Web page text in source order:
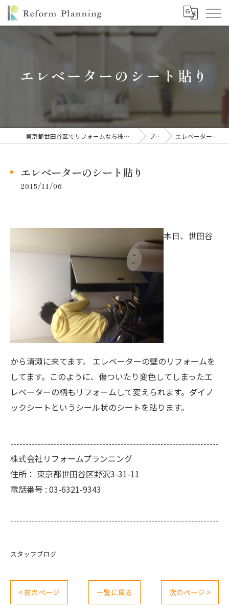
エレベーターのシート貼り
東京都世田谷区でリフォームなら株式会社リフォームプランニング ブログ エレベーターのシート貼り
エレベーターのシート貼り
2015/11/06
本日、世田谷
から清瀬に来てます。 エレベーターの壁のリフォームを
してます。このように、傷ついたり変色してしまったエ
レベーターの柄もリフォームして変えられます。ダイノ
ックシートというシール状のシートを貼ります。
--------------------------------------------------------------------
株式会社リフォームプランニング
住所： 東京都世田谷区野沢3-31-11
電話番号 : 03-6321-9343
--------------------------------------------------------------------
スタッフブログ
< 前のページ 一覧に戻る 次のページ >